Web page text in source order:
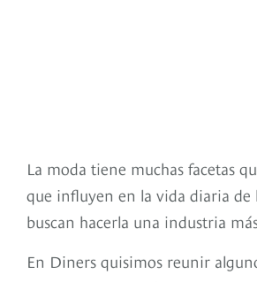
La moda tiene muchas facetas
que influyen en la vida diaria de
buscan hacerla una industria
En Diners quisimos reunir